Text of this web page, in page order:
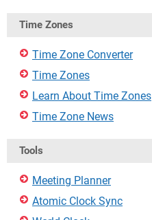
Time Zones
Time Zone Converter
Time Zones
Learn About Time Zones
Time Zone News
Tools
Meeting Planner
Atomic Clock Sync